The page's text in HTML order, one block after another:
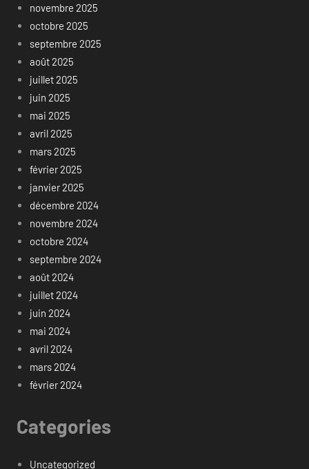
novembre 2025
octobre 2025
septembre 2025
août 2025
juillet 2025
juin 2025
mai 2025
avril 2025
mars 2025
février 2025
janvier 2025
décembre 2024
novembre 2024
octobre 2024
septembre 2024
août 2024
juillet 2024
juin 2024
mai 2024
avril 2024
mars 2024
février 2024
Categories
Uncategorized